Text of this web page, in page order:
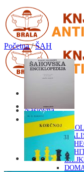
Naslovna
KNJIGE
OD
DO
Početna / ŠAH